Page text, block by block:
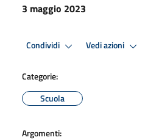
3 maggio 2023
Condividi Vedi azioni
Categorie:
Scuola
Argomenti: